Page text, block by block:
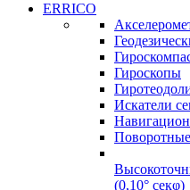
ERRICO
Гироскопы
Искатели
(0,10° секφ)